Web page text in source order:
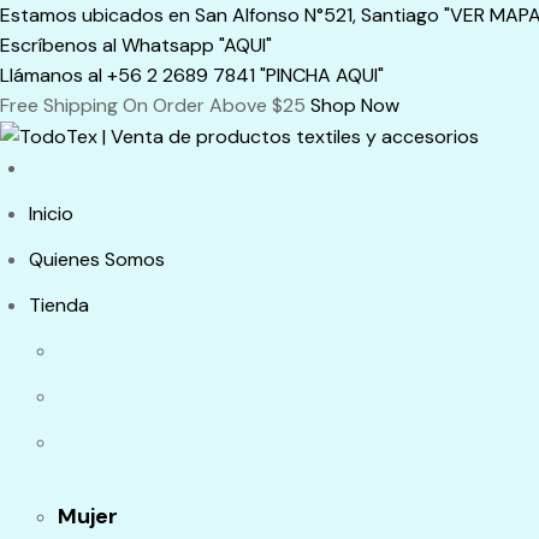
Skip
to
content
Estamos ubicados en San Alfonso N°521, Santiago "VER
Escríbenos al Whatsapp "AQUI"
Llámanos al +56 2 2689 7841 "PINCHA AQUI"
Free Shipping On Order Above $25 Shop Now
Inicio
Quienes Somos
Tienda
Mujer